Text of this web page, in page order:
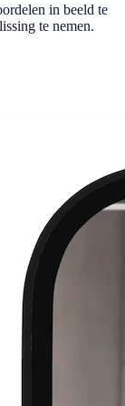
in beeld te
te nemen.